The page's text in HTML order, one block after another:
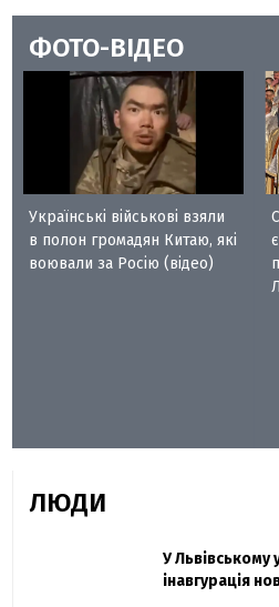
ФОТО-ВІДЕО
Українські військові взяли
в полон громадян Китаю, які
воювали за Росію (відео)
ЛЮДИ
Павло Дак
«Час не лікує,
Захисник
одружився та
У Львівському
інавгурація